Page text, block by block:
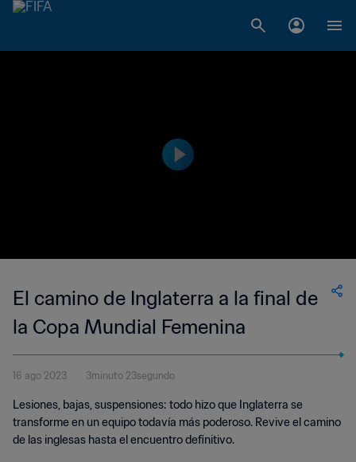
El camino de Inglaterra a la final de
la Copa Mundial Femenina
16 ago 2023 3minuto 23segundo
Lesiones, bajas, suspensiones: todo hizo que Inglaterra se
transforme en un equipo todavía más poderoso. Revive el camino
de las inglesas hasta el encuentro definitivo.